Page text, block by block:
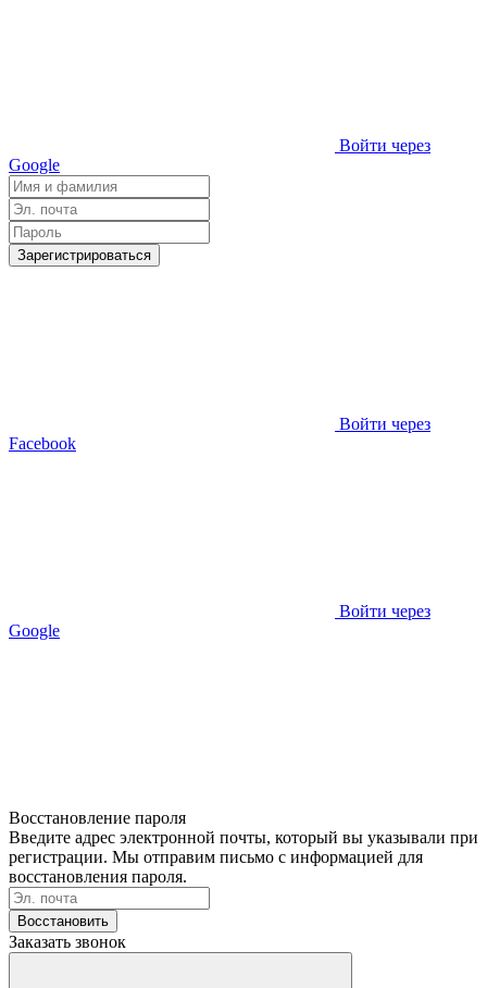
Войти через
Google
Зарегистрироваться
Войти через
Facebook
Войти через
Google
Восстановление пароля
Введите адрес электронной почты, который вы указывали при
регистрации. Мы отправим письмо с информацией для
восстановления пароля.
Восстановить
Заказать звонок